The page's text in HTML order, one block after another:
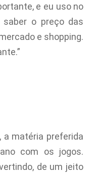
e eu uso no
saber o preço das
e shopping.
a matéria preferida
com os jogos.
de um jeito